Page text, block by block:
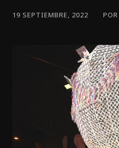
19 SEPTIEMBRE, 2022 POR